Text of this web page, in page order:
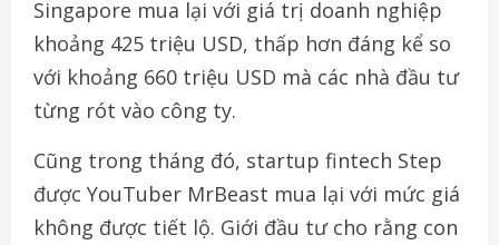
Singapore mua lại với giá trị doanh nghiệp
khoảng 425 triệu USD, thấp hơn đáng kể so
với khoảng 660 triệu USD mà các nhà đầu tư
từng rót vào công ty.
Cũng trong tháng đó, startup fintech Step
được YouTuber MrBeast mua lại với mức giá
không được tiết lộ. Giới đầu tư cho rằng con